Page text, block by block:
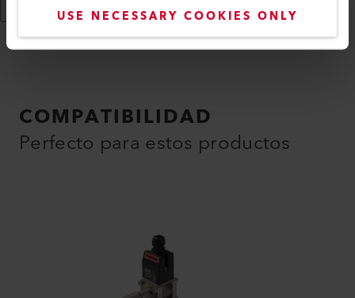
USE NECESSARY COOKIES ONLY
Mostrar más
COMPATIBILIDAD
Perfecto para estos productos